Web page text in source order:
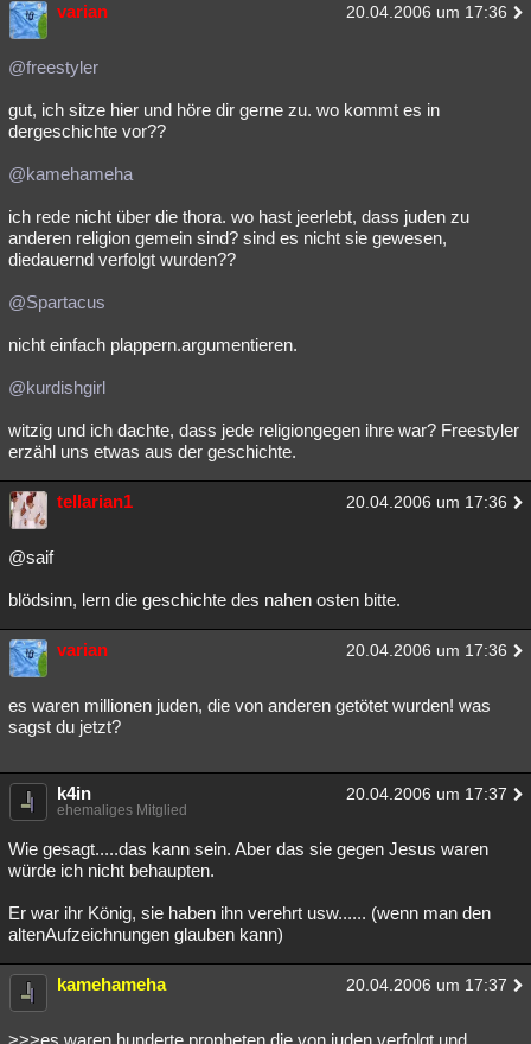
varian 20.04.2006 um 17:36
@freestyler
gut, ich sitze hier und höre dir gerne zu. wo kommt es in
dergeschichte vor??
@kamehameha
ich rede nicht über die thora. wo hast jeerlebt, dass juden zu
anderen religion gemein sind? sind es nicht sie gewesen,
diedauernd verfolgt wurden??
@Spartacus
nicht einfach plappern.argumentieren.
@kurdishgirl
witzig und ich dachte, dass jede religiongegen ihre war? Freestyler
erzähl uns etwas aus der geschichte.
tellarian1 20.04.2006 um 17:36
@saif
blödsinn, lern die geschichte des nahen osten bitte.
varian 20.04.2006 um 17:36
es waren millionen juden, die von anderen getötet wurden! was
sagst du jetzt?
k4in 20.04.2006 um 17:37
ehemaliges Mitglied
Wie gesagt.....das kann sein. Aber das sie gegen Jesus waren
würde ich nicht behaupten.
Er war ihr König, sie haben ihn verehrt usw...... (wenn man den
altenAufzeichnungen glauben kann)
kamehameha 20.04.2006 um 17:37
>>>es waren hunderte propheten die von juden verfolgt und